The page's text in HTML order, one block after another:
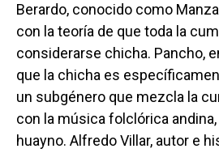
Berardo, conocido como
con la teoría de que toda la
considerarse chicha. Pancho,
que la chicha es
un subgénero que mezcla la
con la música folclórica
huayno. Alfredo Villar, autor e